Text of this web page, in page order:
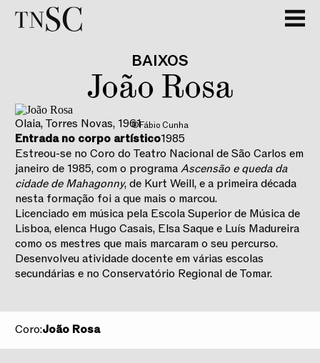
Coro:João Rosa
BAIXOS
João Rosa
©Fábio Cunha
Olaia, Torres Novas, 1961
Entrada no corpo artístico1985
Estreou-se no Coro do Teatro Nacional de São Carlos em
janeiro de 1985, com o programaAscensão e queda da
cidade de Mahagonny, de Kurt Weill, e a primeira década
nesta formação foi a que mais o marcou.
Licenciado em música pela Escola Superior de Música de
Lisboa, elenca Hugo Casais, Elsa Saque e Luís Madureira
como os mestres que mais marcaram o seu percurso.
Desenvolveu atividade docente em várias escolas
secundárias e no Conservatório Regional de Tomar.